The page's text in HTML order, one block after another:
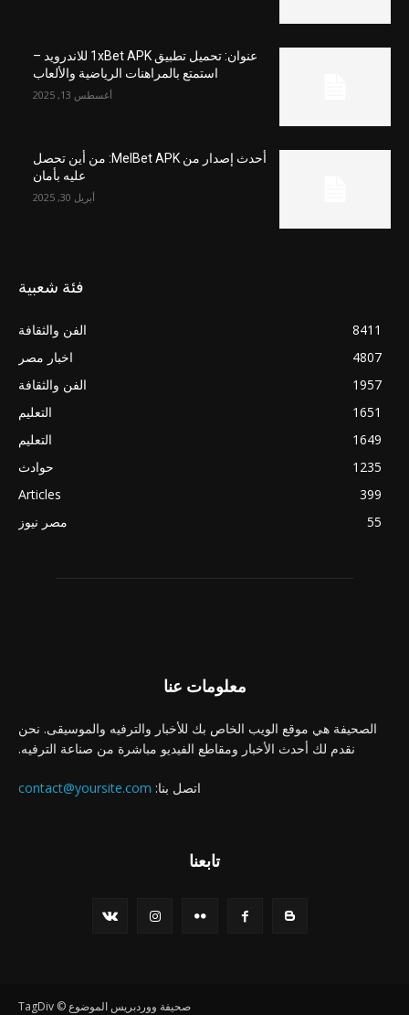
عنوان: تحميل تطبيق 1xBet APK للاندرويد –
استمتع بالمراهنات الرياضية والألعاب
أغسطس 13, 2025
أحدث إصدار من MelBet APK: من أين تحصل
عليه بأمان
أبريل 30, 2025
فئة شعبية
الفن والثقافة
8411
اخبار مصر
4807
الفن والثقافة
1957
التعليم
1651
التعليم
1649
حوادث
1235
Articles
399
مصر نيوز
55
معلومات عنا
الصحيفة هي موقع الويب الخاص بك للأخبار والترفيه والموسيقى. نحن
نقدم لك أحدث الأخبار ومقاطع الفيديو مباشرة من صناعة الترفيه.
اتصل بنا: contact@yoursite.com
تابعنا
صحيفة ووردبريس الموضوع © TagDiv